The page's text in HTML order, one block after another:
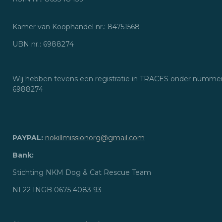
Kamer van Koophandel nr.: 84751568
UBN nr.: 6988274
Wij hebben tevens een registratie in TRACES onder
6988274
PAYPAL: nokillmissionorg@gmail.com
Bank:
Stichting NKM Dog & Cat Rescue Team
NL22 INGB 0675 4083 93